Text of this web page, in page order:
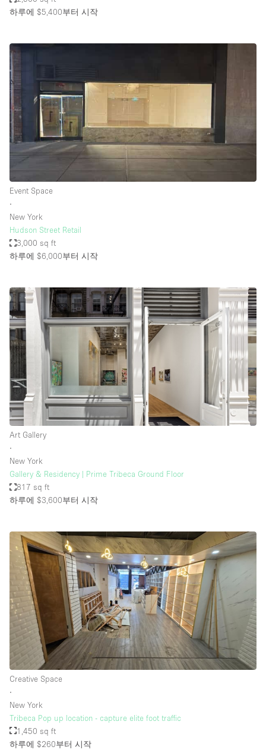
하루에 $5,400부터 시작
Event Space
∙
New York
Hudson Street Retail
3,000 sq ft
하루에 $6,000부터 시작
Art Gallery
∙
New York
Gallery & Residency | Prime Tribeca Ground Floor
817 sq ft
하루에 $3,600부터 시작
Creative Space
∙
New York
Tribeca Pop up location - capture elite foot traffic
1,450 sq ft
하루에 $260부터 시작